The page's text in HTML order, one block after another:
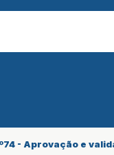
- Aprovação e